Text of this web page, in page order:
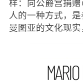
人的一种方式，
曼图亚的文化现实